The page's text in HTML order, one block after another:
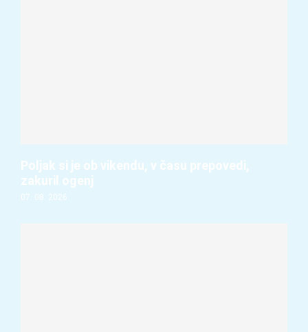
Poljak si je ob vikendu, v času prepovedi,
zakuril ogenj
07. 08. 2026